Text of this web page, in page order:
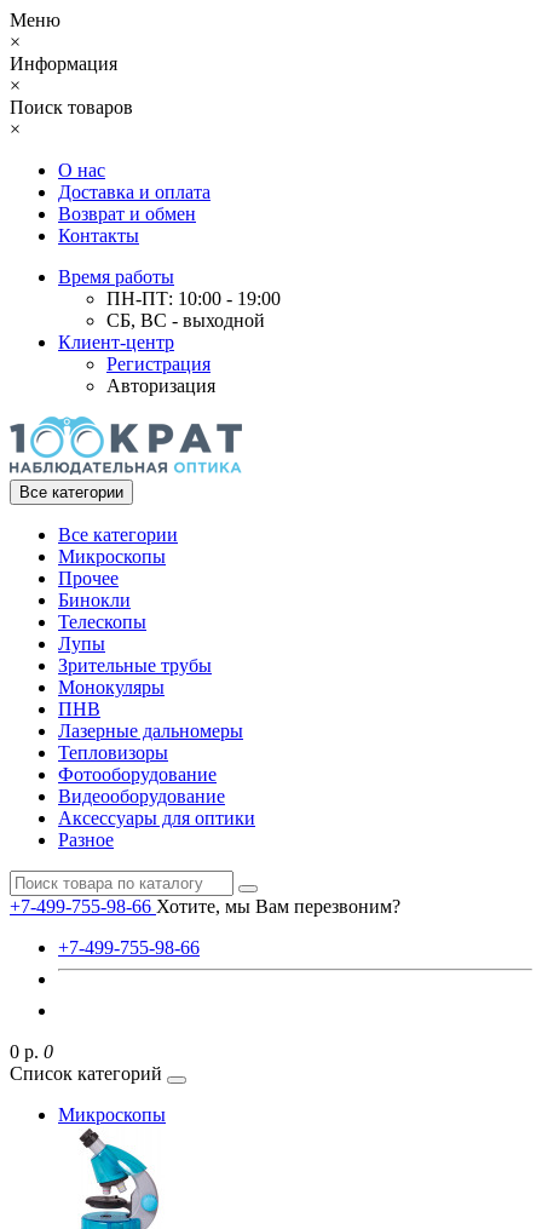
Меню
×
Информация
×
Поиск товаров
×
О нас
Доставка и оплата
Возврат и обмен
Контакты
Время работы
ПН-ПТ: 10:00 - 19:00
СБ, ВС - выходной
Клиент-центр
Регистрация
Авторизация
Все категории
Все категории
Микроскопы
Прочее
Бинокли
Телескопы
Лупы
Зрительные трубы
Монокуляры
ПНВ
Лазерные дальномеры
Тепловизоры
Фотооборудование
Видеооборудование
Аксессуары для оптики
Разное
+7-499-755-98-66 Хотите, мы Вам перезвоним?
+7-499-755-98-66
0 р. 0
Список категорий
Микроскопы